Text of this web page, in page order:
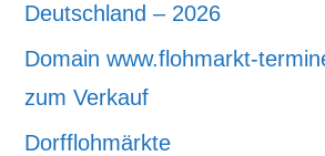
Deutschland – 2026
Domain www.flohmarkt-
zum Verkauf
Dorfflohmärkte